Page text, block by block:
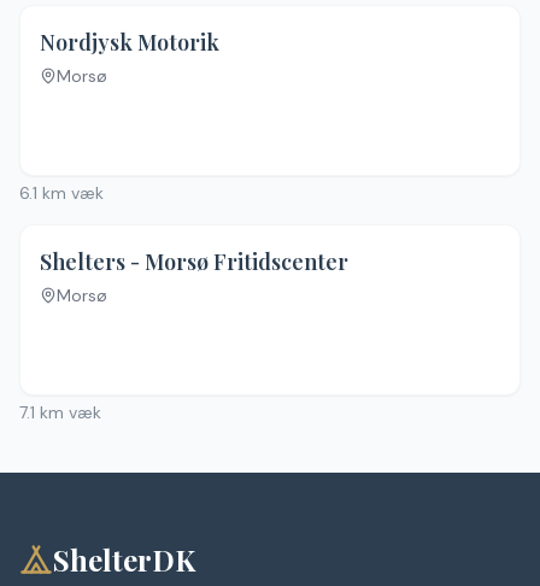
Nordjysk Motorik
Morsø
6.1 km væk
Shelters - Morsø Fritidscenter
Morsø
7.1 km væk
ShelterDK